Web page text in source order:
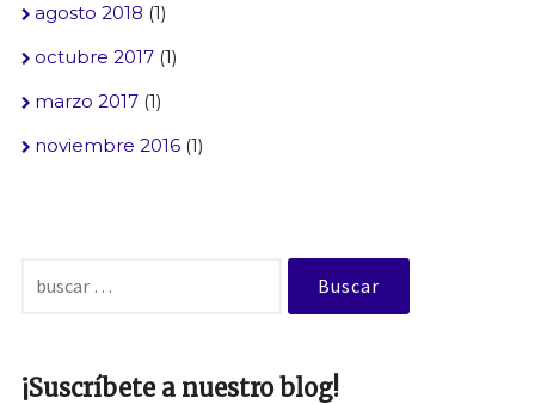
agosto 2018 (1)
octubre 2017(1)
marzo 2017(1)
noviembre 2016(1)
¡Suscríbete a nuestro blog!